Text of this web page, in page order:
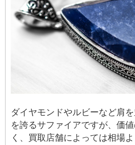
ダイヤモンドやルビーなど肩
を誇るサファイアですが、価
く、買取店舗によっては相場